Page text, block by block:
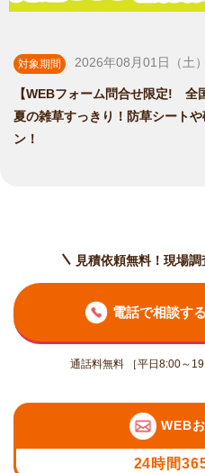
対象期間 2026年08月01日（土
【WEBフォーム問合せ限定! 全
夏の雑草すっきり！防草シート
ン！
見積依頼無料！現場
電話で相談する
通話料無料 ［平日8:00～
WEB
24時間